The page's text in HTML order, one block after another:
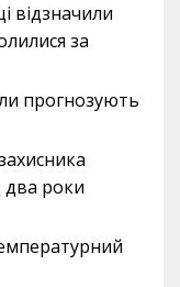
відзначили
за
прогнозують
два роки